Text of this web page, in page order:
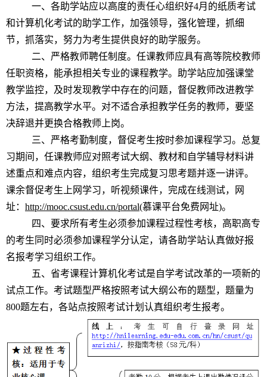
一、各助学站应以高度的责任心组织好4月的纸质考试
和计算机化考试的助学工作，加强领导，强化管理，抓细
节，抓落实，努力为考生提供良好的助学服务。
二、严格教师聘任制度。任课教师应具有高等院校教师
任职资格，能承担相关专业的课程教学。助学站应加强课堂
教学监控，及时发现教学中存在的问题，督促教师改进教学
方法，提高教学水平。对不适合承担教学任务的教师，要坚
决辞退并更换合格教师上岗。
三、严格考勤制度，督促考生按时参加课程学习。总复
习期间，任课教师应对照考试大纲、教材和自学辅导材料讲
述重点和难点内容，组织考生完成复习思考题并逐一讲评。
课余督促考生上网学习，听视频课件，完成在线测试，网
址： http://mooc.csust.edu.cn/portal(慕课平台免费网址)。
四、要求所有考生必须参加课程过程性考核，高职高专
的考生同时必须参加课程学分认定，请各助学站认真做好报
名报考学习组织工作。
五、省考课程计算机化考试是自学考试改革的一项新的
试点工作。考试题型严格按照考试大纲公布的题型，题量为
800题左右，各站点按照考试计划认真组织考生报考。